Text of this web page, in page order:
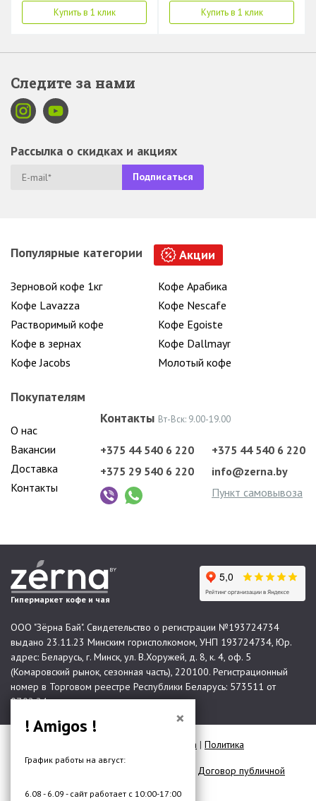
Купить в 1 клик Купить в 1 клик
Следите за нами
Рассылка о скидках и акциях
Популярные категории Акции
Зерновой кофе 1кг
Кофе Арабика
Кофе Lavazza
Кофе Nescafe
Растворимый кофе
Кофе Egoiste
Кофе в зернах
Кофе Dallmayr
Кофе Jacobs
Молотый кофе
Покупателям
О нас
Вакансии
Доставка
Контакты
Контакты Вт-Вск: 9.00-19.00
+375 44 540 6 220
+375 29 540 6 220
+375 44 540 6 220
info@zerna.by
Пункт самовывоза
Гипермаркет кофе и чая
ООО "Зёрна Бай". Свидетельство о регистрации №193724734
выдано 23.11.23 Минским горисполкомом, УНП 193724734, Юр.
адрес: Беларусь, г. Минск, ул. В.Хоружей, д. 8, к. 4, оф. 5
(Комаровский рынок, сезонная часть), 220100. Регистрационный
номер в Торговом реестре Республики Беларусь: 573511 от
07.02.24.
Карта сайта | Политика
конфиденциальности
Договор публичной
Разработка сайта —DMW.BY
×
! Amigos !
График работы на август:
6.08 - 6.09 - сайт работает с 10:00-17:00